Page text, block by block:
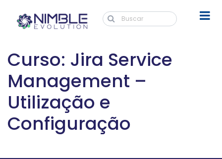
Curso: Jira Service
Management –
Utilização e
Configuração